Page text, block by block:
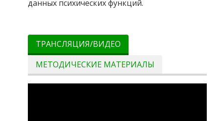
данных психических функций.
ТРАНСЛЯЦИЯ/ВИДЕО
МЕТОДИЧЕСКИЕ МАТЕРИАЛЫ